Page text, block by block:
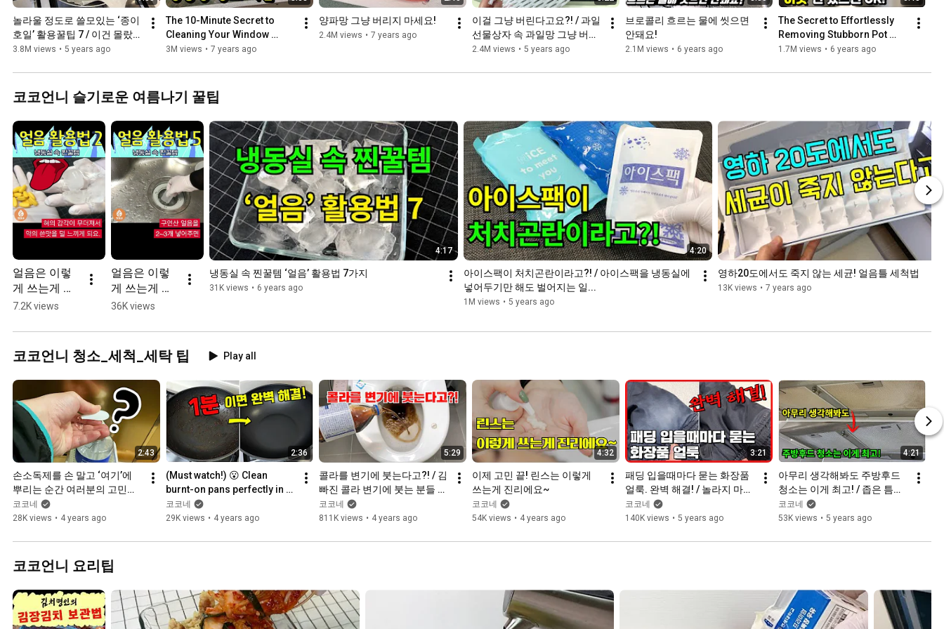
놀라울 정도로 쓸모있는 ‘종이
호일’ 활용꿀팁 7 / 이건 몰랐
죠?! 종이호일 하나로 가능한 7
3.8M views • 5 years ago
The 10-Minute Secret to
Cleaning Your Window
Screens on a Rainy Day
3M views • 7 years ago
양파망 그냥 버리지 마세요!
2.4M views • 7 years ago
이걸 그냥 버린다고요?! / 과일
선물상자 속 과일망 그냥 버리
지 마세요!
2.4M views • 5 years ago
브로콜리 흐르는 물에 씻으면
안돼요!
2.1M views • 6 years ago
The Secret to Effortlessly
Removing Stubborn Pot
Grease!
1.7M views • 6 years ago
코코언니 슬기로운 여름나기 꿀팁
얼음은 이렇
게 쓰는게 진
리~ PART 1
7.2K views
얼음은 이렇
게 쓰는게 진
리~ PART 2
36K views
4:17
냉동실 속 찐꿀템 ‘얼음’ 활용법 7가지
31K views • 6 years ago
4:20
아이스팩이 처치곤란이라고?! / 아이스팩을 냉동실에
넣어두기만 해도 벌어지는 일...
1M views • 5 years ago
영하20도에서도 죽지 않는 세균! 얼음틀 세척법
13K views • 7 years ago
코코언니 청소_세척_세탁 팁 Play all
2:43
손소독제를 손 말고 ‘여기’에
뿌리는 순간 여러분의 고민을
한방에 날려버릴 수 있어요!
코코네
28K views • 4 years ago
2:36
(Must watch!) 😮 Clean
burnt-on pans perfectly in 1
minute 👍 / A super simple
tip for cleaning stu...
코코네
29K views • 4 years ago
5:29
콜라를 변기에 붓는다고?! / 김
빠진 콜라 변기에 붓는 분들 보
세요!
코코네
811K views • 4 years ago
4:32
이제 고민 끝! 린스는 이렇게
쓰는게 진리에요~
코코네
54K views • 4 years ago
3:21
패딩 입을때마다 묻는 화장품
얼룩. 완벽 해결! / 놀라지 마세
요!  화장품 얼룩진 패딩을 새
것처럼 만들어주는 초간단 비
코코네
140K views • 5 years ago
4:21
아무리 생각해봐도 주방후드
청소는 이게 최고! / 좁은 틈속
에 낀 기름때까지 말끔히 녹여
주는 주방후드 청소꿀팁
코코네
53K views • 5 years ago
코코언니 요리팁